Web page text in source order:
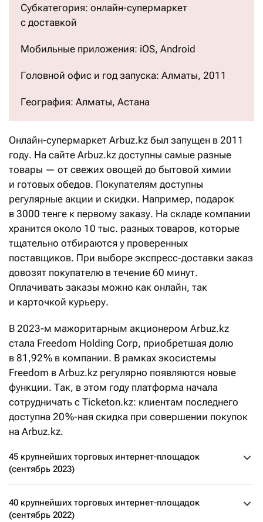
Субкатегория: онлайн-супермаркет
с доставкой
Мобильные приложения: iOS, Android
Головной офис и год запуска: Алматы, 2011
География: Алматы, Астана
Онлайн-супермаркет Arbuz.kz был запущен в 2011
году. На сайте Arbuz.kz доступны самые разные
товары — от свежих овощей до бытовой химии
и готовых обедов. Покупателям доступны
регулярные акции и скидки. Например, подарок
в 3000 тенге к первому заказу. На складе компании
хранится около 10 тыс. разных товаров, которые
тщательно отбираются у проверенных
поставщиков. При выборе экспресс-доставки заказ
довозят покупателю в течение 60 минут.
Оплачивать заказы можно как онлайн, так
и карточкой курьеру.
В 2023-м мажоритарным акционером Arbuz.kz
стала Freedom Holding Corp, приобретшая долю
в 81,92 % в компании. В рамках экосистемы
Freedom в Arbuz.kz регулярно появляются новые
функции. Так, в этом году платформа начала
сотрудничать с Ticketon.kz: клиентам последнего
доступна 20 %-ная скидка при совершении покупок
на Arbuz.kz.
45 крупнейших торговых интернет-площадок
(сентябрь 2023)
40 крупнейших торговых интернет-площадок
(сентябрь 2022)